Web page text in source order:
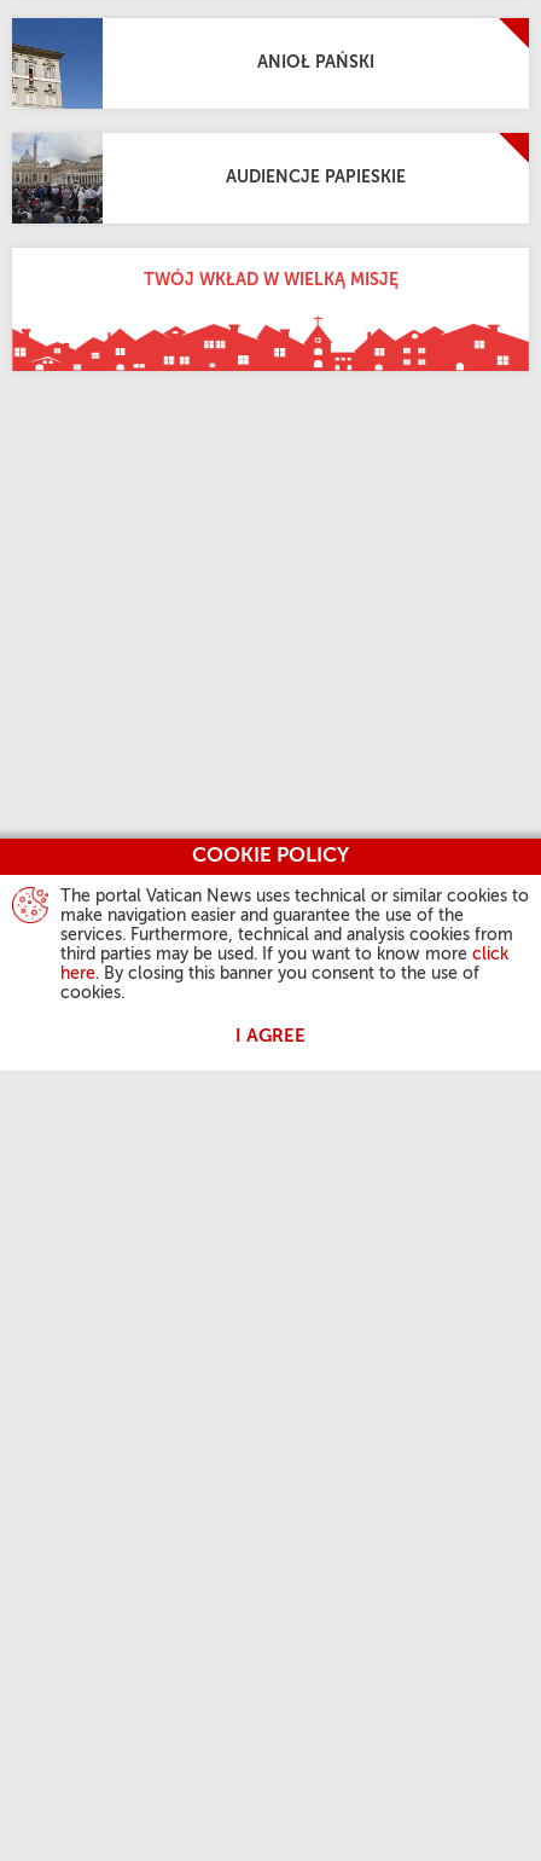
COOKIE POLICY
The portal Vatican News uses technical or similar cookies to
make navigation easier and guarantee the use of the
services. Furthermore, technical and analysis cookies from
third parties may be used. If you want to know more click
here. By closing this banner you consent to the use of
cookies.
I AGREE
ANIOŁ PAŃSKI
AUDIENCJE PAPIESKIE
TWÓJ WKŁAD W WIELKĄ MISJĘ